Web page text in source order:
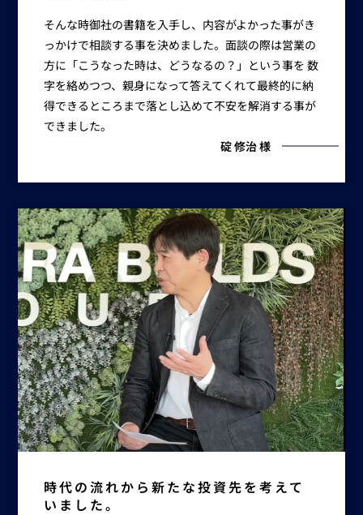
そんな時御社の書籍を入手し、内容がよかった事がき
っかけで相談する事を決めました。面談の際は営業の
方に「こうなった時は、どうなるの？」という事を 数
字を絡めつつ、親身になって答えてくれて最終的に納
得できるところまで落とし込めて不安を解消する事が
できました。
碇 修治 様
時代の流れから新たな投資先を考えて
いました。